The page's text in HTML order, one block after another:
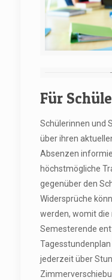
Für
Schülerinnen und
über ihren
Absenzen
höchstmögliche
gegenüber den
Widersprüche
werden, womit die
Semesterende
jederzeit über